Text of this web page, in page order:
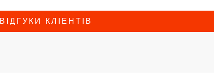
ВІДГУКИ КЛІЕНТІВ